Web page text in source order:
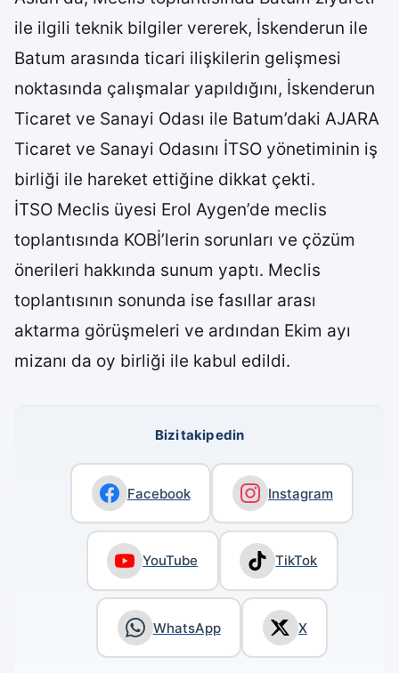
ile ilgili teknik bilgiler vererek, İskenderun ile
Batum arasında ticari ilişkilerin gelişmesi
noktasında çalışmalar yapıldığını, İskenderun
Ticaret ve Sanayi Odası ile Batum’daki AJARA
Ticaret ve Sanayi Odasını İTSO yönetiminin iş
birliği ile hareket ettiğine dikkat çekti.
İTSO Meclis üyesi Erol Aygen’de meclis
toplantısında KOBİ’lerin sorunları ve çözüm
önerileri hakkında sunum yaptı. Meclis
toplantısının sonunda ise fasıllar arası
aktarma görüşmeleri ve ardından Ekim ayı
mizanı da oy birliği ile kabul edildi.
Bizi takip edin
Facebook Instagram
YouTube TikTok
WhatsApp X